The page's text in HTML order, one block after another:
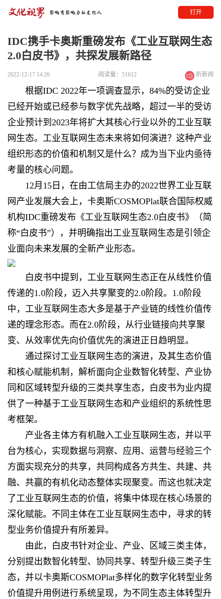
打开
IDC携手卡奥斯重磅发布《工业互联网生态
2.0白皮书》，共探发展新路径
2022-12-17 14:26 阅读量：51612 听新闻
根据IDC 2022年一项调查显示，84%的受访企业
已经开始或已经参与数字优先战略，超过一半的受访
企业预计到2023年将扩大其核心行业以外的工业互联
网生态。工业互联网生态未来将如何演进？这种产业
组织形态的价值和机制又是什么？成为当下业内亟待
考量的核心问题。
12月15日，在由工信局主办的2022世界工业互联
网产业发展大会上，卡奥斯COSMOPlat联合国际权威
机构IDC重磅发布《工业互联网生态2.0白皮书》（简
称“白皮书”），并明确指出工业互联网生态是引领企
业面向未来发展的全新产业形态。
白皮书中提到，工业互联网生态正在从线性价值
传递的1.0阶段，迈入共享聚变的2.0阶段。1.0阶段
中，工业互联网生态大多是基于产业链的线性价值传
递的理念形态。而在2.0阶段，从行业链接向共享聚
变、从效率优先向价值优先的演进正日趋明显。
通过探讨工业互联网生态的演进，及其生态价值
和核心赋能机制，解析面向企业数智化转型、产业协
同和区域转型升级的三类共享生态，白皮书为业内提
供了一种基于工业互联网生态和产业组织的系统性思
考框架。
产业各主体方有机融入工业互联网生态，并以平
台为核心，实现数据与洞察、应用、运营与经验三个
方面实现充分的共享，共同构成各方共生、共建、共
融、共赢的有机化动态整体实现聚变。而这也就决定
了工业互联网生态的价值，将集中体现在核心场景的
深化赋能。不同主体在工业互联网生态中，寻求的转
型业务价值提升有所差异。
由此，白皮书针对企业、产业、区域三类主体，
分别提出数智化转型、协同共享、转型升级三类子生
态，并以卡奥斯COSMOPlat多样化的数字化转型业务
价值提升用例进行系统呈现，为不同生态主体转型升